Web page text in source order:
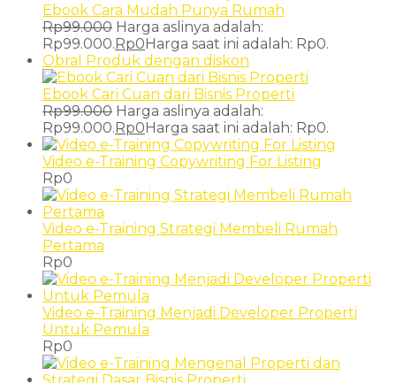
Ebook Cara Mudah Punya Rumah
Rp99.000 Harga aslinya adalah:
Rp99.000.Rp0Harga saat ini adalah: Rp0.
Obral Produk dengan diskon
Ebook Cari Cuan dari Bisnis Properti
Rp99.000 Harga aslinya adalah:
Rp99.000.Rp0Harga saat ini adalah: Rp0.
Video e-Training Copywriting For Listing
Rp0
Video e-Training Strategi Membeli Rumah
Pertama
Rp0
Video e-Training Menjadi Developer Properti
Untuk Pemula
Rp0